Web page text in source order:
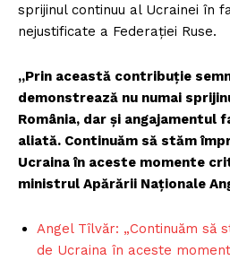
sprijinul continuu al Ucrainei în
nejustificate a Federației Ruse.
„Prin această contribuție
demonstrează nu numai
România, dar și angajamentul
aliată. Continuăm să stăm
Ucraina în aceste momente
ministrul Apărării Naționale
Angel Tîlvăr: „Continuăm să
de Ucraina în aceste